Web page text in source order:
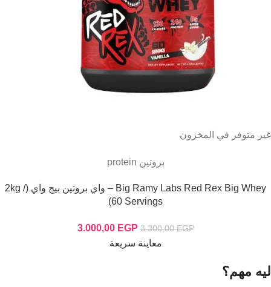
غير متوفر في المخزون
بروتين protein
Big Ramy Labs Red Rex Big Whey – واي بروتين بيج واي (2kg /
60 Servings)
3.300,00EGP
3.000,00 EGP
معاينة سريعة
ليه مهم؟